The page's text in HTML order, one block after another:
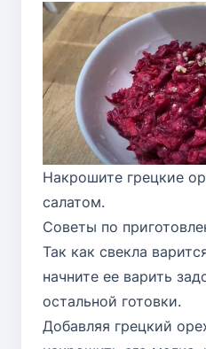
Накрошите грецкие
салатом.
Советы по
Так как свекла
начните ее варить
остальной готовки.
Добавляя грецкий